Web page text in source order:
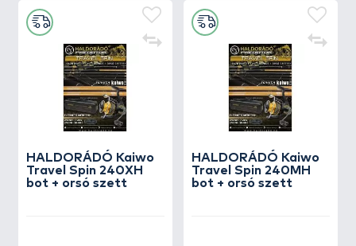
HALDORÁDÓ Kaiwo
Travel Spin 240XH
bot + orsó szett
HALDORÁDÓ Kaiwo
Travel Spin 240MH
bot + orsó szett